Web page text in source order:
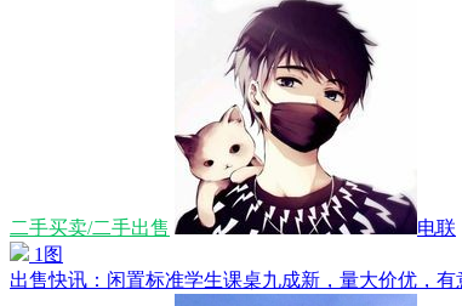
二手买卖/二手出售 电联
1图
出售快讯：闲置标准学生课桌九成新，量大价优，有